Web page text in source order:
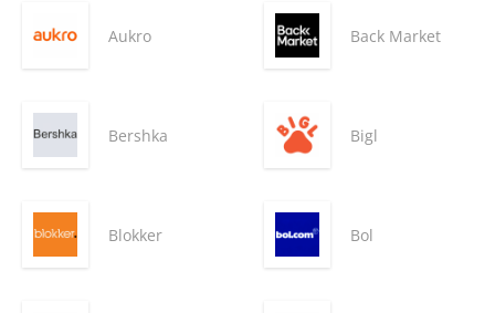
Aukro Back Market
Bershka Bigl
Blokker Bol